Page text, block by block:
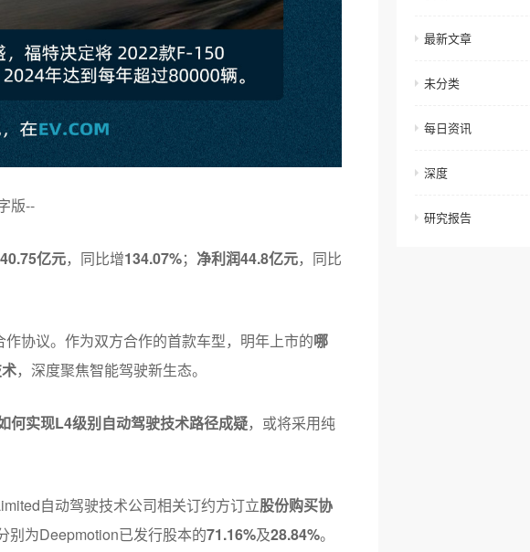
版--
亿元，同比增134.07%； 净利润44.8亿元，同比
作协议。作为双方合作的首款车型，明年上市的哪
，深度聚焦智能驾驶新生态。
何实现L4级别自动驾驶技术路径成疑，或将采用纯
自动驾驶技术公司相关订约方订立股份购买协
别为Deepmotion已发行股本的71.16%及28.84%。
最新文章
未分类
每日资讯
深度
研究报告